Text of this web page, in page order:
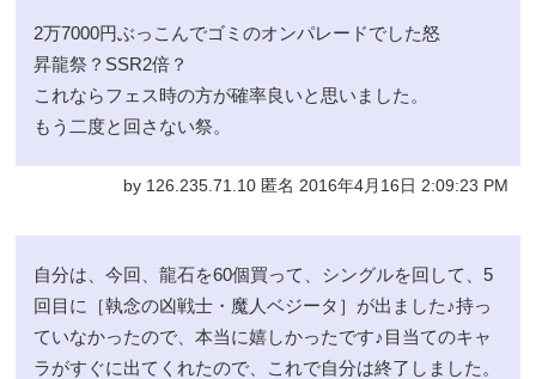
2万7000円ぶっこんでゴミのオンパレードでした怒
昇龍祭？SSR2倍？
これならフェス時の方が確率良いと思いました。
もう二度と回さない祭。
by 126.235.71.10 匿名 2016年4月16日 2:09:23 PM
自分は、今回、龍石を60個買って、シングルを回して、5
回目に［執念の凶戦士・魔人ベジータ］が出ました♪持っ
ていなかったので、本当に嬉しかったです♪目当てのキャ
ラがすぐに出てくれたので、これで自分は終了しました。